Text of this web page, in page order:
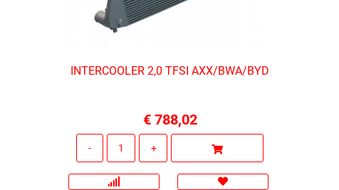
INTERCOOLER 2,0 TFSI AXX/BWA/BYD
€ 788,02